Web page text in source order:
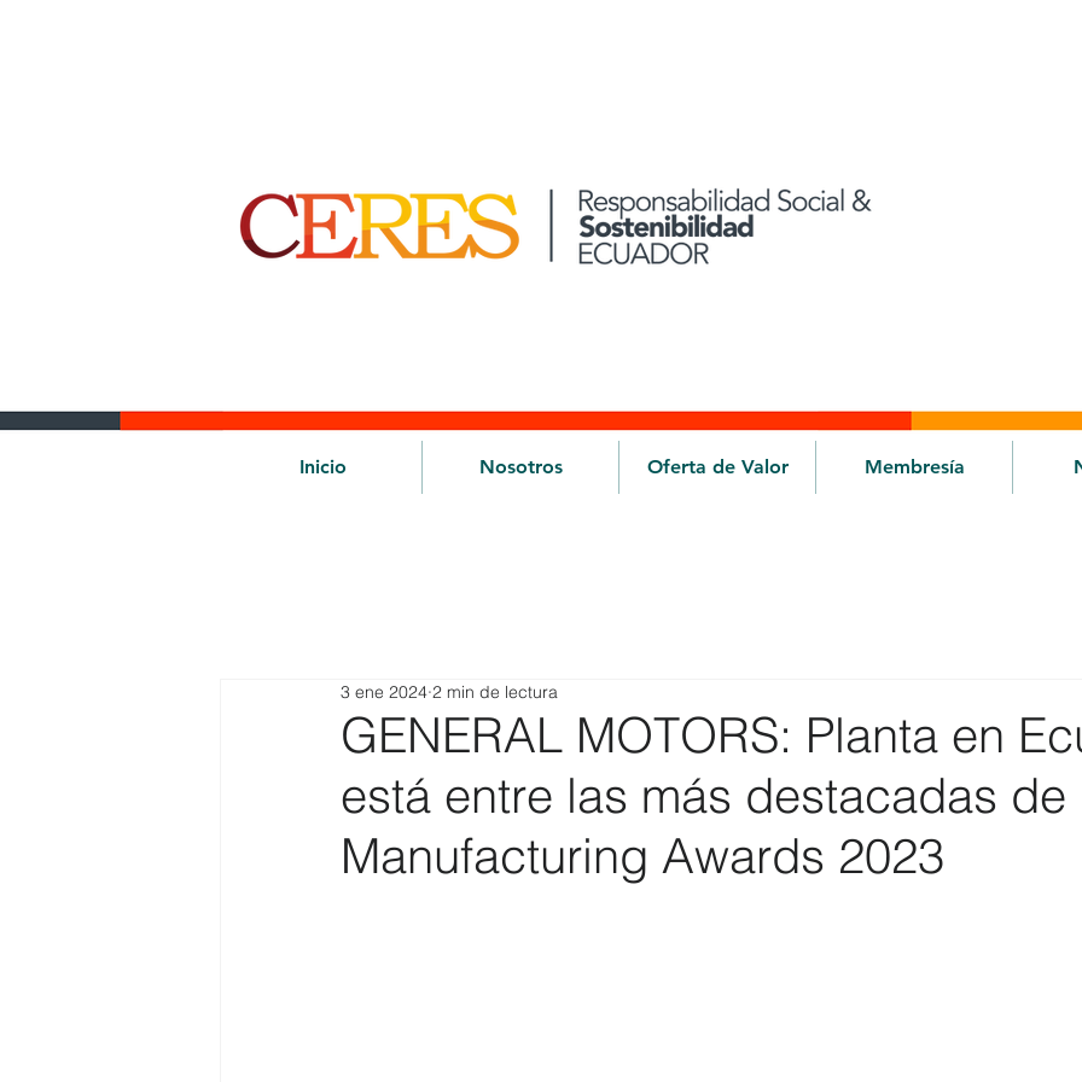
Inicio Nosotros Oferta de Valor Membresía
GENERAL MOTORS: Planta en
está entre las más destacadas de
Manufacturing Awards 2023
3 ene 2024 2 min de lectura